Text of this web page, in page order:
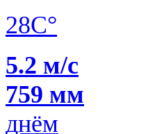
28C°
5.2 м/с
759 мм
днём